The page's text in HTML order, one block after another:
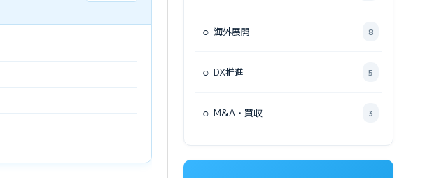
○ 海外展開 8
○ DX推進 5
○ M&A・買収 3